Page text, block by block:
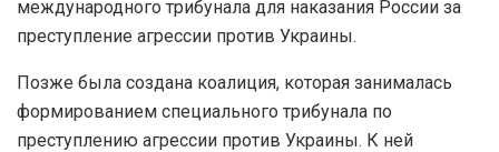
международного трибунала для наказания России за
преступление агрессии против Украины.
Позже была создана коалиция, которая занималась
формированием специального трибунала по
преступлению агрессии против Украины. К ней